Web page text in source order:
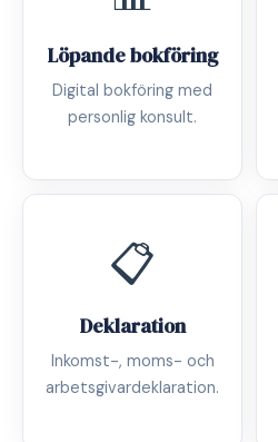
Löpande bokföring
Digital bokföring med
personlig konsult.
📋
Deklaration
Inkomst-, moms- och
arbetsgivardeklaration.